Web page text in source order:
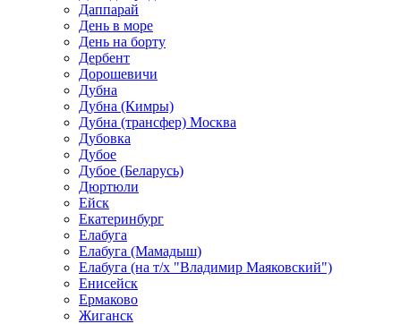
Даппарай
День в море
День на борту
Дербент
Дорошевичи
Дубна
Дубна (Кимры)
Дубна (трансфер) Москва
Дубовка
Дубое
Дубое (Беларусь)
Дюртюли
Ейск
Екатеринбург
Елабуга
Елабуга (Мамадыш)
Елабуга (на т/х "Владимир Маяковский")
Енисейск
Ермаково
Жиганск